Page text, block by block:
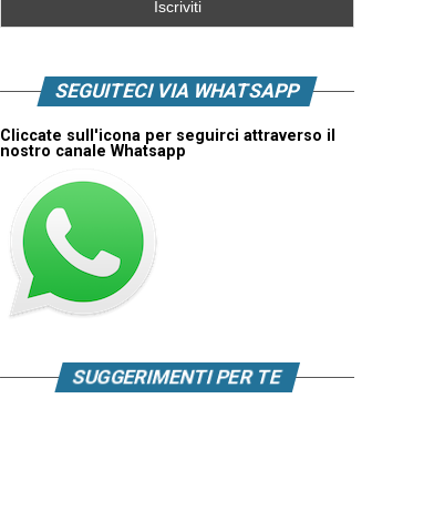
SEGUITECI VIA WHATSAPP
Cliccate sull'icona per seguirci attraverso il
nostro canale Whatsapp
SUGGERIMENTI PER TE